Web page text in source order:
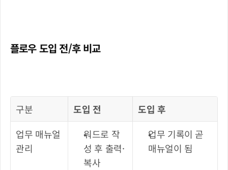
플로우 도입 전/후 비교
구분 도입 전
도입 후
업무 매뉴얼
관리
워드로 작
성 후 출력·
복사
업무 기록이 곧
매뉴얼이 됨